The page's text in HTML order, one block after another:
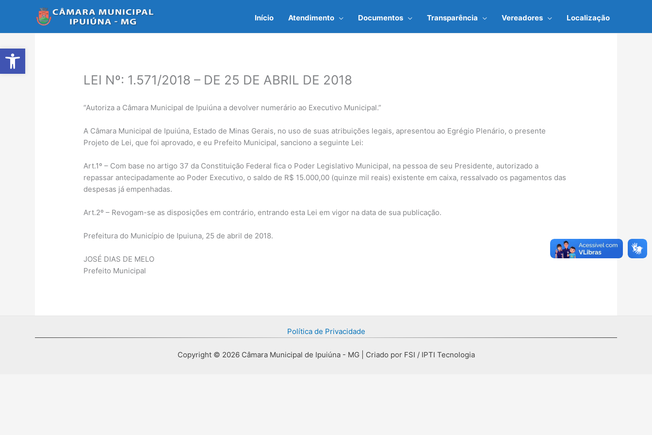
Abrir a barra de ferramentas
Início Atendimento Documentos Transparência Vereadores Localização
LEI Nº: 1.571/2018 – DE 25 DE ABRIL DE 2018
“Autoriza a Câmara Municipal de Ipuiúna a devolver numerário ao Executivo Municipal.”
A Câmara Municipal de Ipuiúna, Estado de Minas Gerais, no uso de suas atribuições legais, apresentou ao Egrégio Plenário, o presente
Projeto de Lei, que foi aprovado, e eu Prefeito Municipal, sanciono a seguinte Lei:
Art.1º – Com base no artigo 37 da Constituição Federal fica o Poder Legislativo Municipal, na pessoa de seu Presidente, autorizado a
repassar antecipadamente ao Poder Executivo, o saldo de R$ 15.000,00 (quinze mil reais) existente em caixa, ressalvado os pagamentos das
despesas já empenhadas.
Art.2º – Revogam-se as disposições em contrário, entrando esta Lei em vigor na data de sua publicação.
Prefeitura do Município de Ipuiuna, 25 de abril de 2018.
JOSÉ DIAS DE MELO
Prefeito Municipal
Política de Privacidade
Copyright © 2026 Câmara Municipal de Ipuiúna - MG | Criado por FSI / IPTI Tecnologia